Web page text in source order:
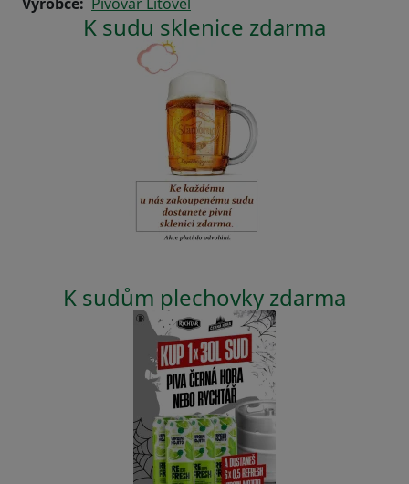
K sudu sklenice zdarma
K sudům plechovky zdarma